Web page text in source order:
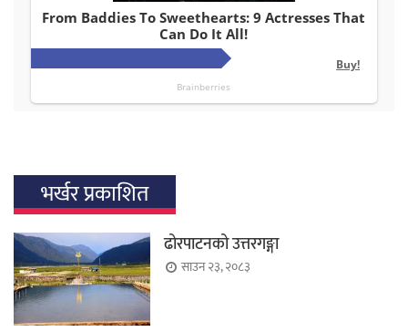
भर्खर प्रकाशित
ढोरपाटनको उत्तरगङ्गा
साउन २३, २०८३